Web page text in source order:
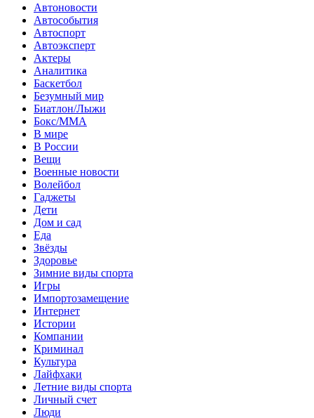
Автоновости
Автособытия
Автоспорт
Автоэксперт
Актеры
Аналитика
Баскетбол
Безумный мир
Биатлон/Лыжи
Бокс/MMA
В мире
В России
Вещи
Военные новости
Волейбол
Гаджеты
Дети
Дом и сад
Еда
Звёзды
Здоровье
Зимние виды спорта
Игры
Импортозамещение
Интернет
Истории
Компании
Криминал
Культура
Лайфхаки
Летние виды спорта
Личный счет
Люди